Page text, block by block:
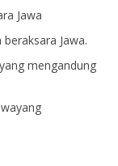
Jawa
Jawa.
mengandung